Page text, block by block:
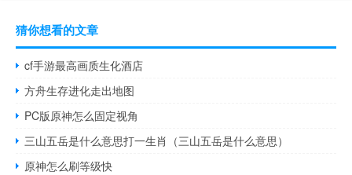
猜你想看的文章
cf手游最高画质生化酒店
方舟生存进化走出地图
PC版原神怎么固定视角
三山五岳是什么意思打一生肖（三山五岳是什么意思）
原神怎么刷等级快